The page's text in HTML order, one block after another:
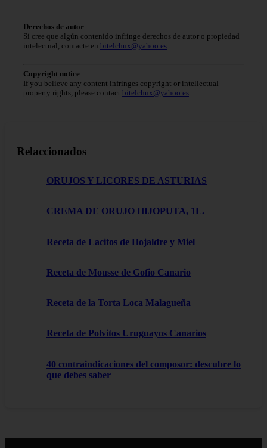
Derechos de autor
Si cree que algún contenido infringe derechos de autor o propiedad
intelectual, contacte en bitelchux@yahoo.es
Copyright notice
If you believe any content infringes copyright or intellectual
property rights, please contact bitelchux@yahoo.es
Relaccionados
ORUJOS Y LICORES DE ASTURIAS
CREMA DE ORUJO HIJOPUTA, 1L.
Receta de Lacitos de Hojaldre y Miel
Receta de Mousse de Gofio Canario
Receta de la Torta Loca Malagueña
Receta de Polvitos Uruguayos Canarios
40 contraindicaciones del composor: descubre lo
que debes saber